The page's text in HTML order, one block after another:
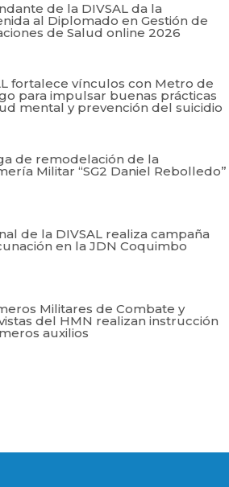
de la DIVSAL da la
al Diplomado en Gestión de
de Salud online 2026
fortalece vínculos con Metro de
para impulsar buenas prácticas
mental y prevención del suicidio
de remodelación de la
Militar “SG2 Daniel Rebolledo”
de la DIVSAL realiza campaña
en la JDN Coquimbo
Militares de Combate y
del HMN realizan instrucción
auxilios